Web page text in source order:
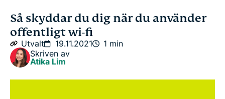
Säkerhetsrisker på offentligt wi-fi
Försiktighetsåtgärder när du använder offentligt
wi-fi
Så skyddar du dig när du använder
offentligt wi-fi
Utvalt 19.11.2021
1 min
Skriven av
Atika Lim